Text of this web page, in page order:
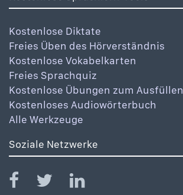
Kostenlose Diktate
Freies Üben des Hörverständnis
Kostenlose Vokabelkarten
Freies Sprachquiz
Kostenlose Übungen zum Ausfüllen
Kostenloses Audiowörterbuch
Alle Werkzeuge
Soziale Netzwerke